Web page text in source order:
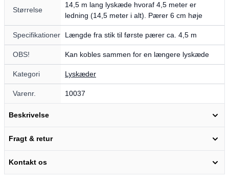
Størrelse
14,5 m lang lyskæde hvoraf 4,5 meter er
ledning (14,5 meter i alt). Pærer 6 cm høje
Specifikationer Længde fra stik til første pærer ca. 4,5 m
OBS! Kan kobles sammen for en længere lyskæde
Kategori Lyskæder
Varenr. 10037
Beskrivelse
Fragt & retur
Kontakt os